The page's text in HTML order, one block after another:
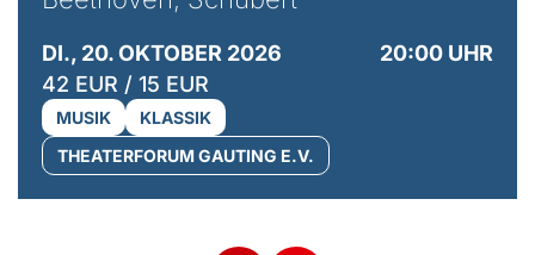
DI., 20. OKTOBER 2026
20:00 UHR
42 EUR / 15 EUR
MUSIK
KLASSIK
THEATERFORUM GAUTING E.V.